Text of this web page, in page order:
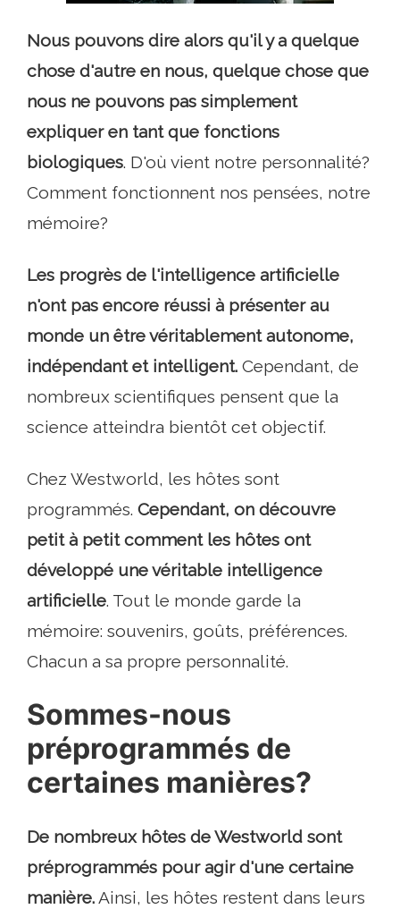
Nous pouvons dire alors qu'il y a quelque
chose d'autre en nous, quelque chose que
nous ne pouvons pas simplement
expliquer en tant que fonctions
biologiques. D'où vient notre personnalité?
Comment fonctionnent nos pensées, notre
mémoire?
Les progrès de l'intelligence artificielle
n'ont pas encore réussi à présenter au
monde un être véritablement autonome,
indépendant et intelligent. Cependant, de
nombreux scientifiques pensent que la
science atteindra bientôt cet objectif.
Chez Westworld, les hôtes sont
programmés. Cependant, on découvre
petit à petit comment les hôtes ont
développé une véritable intelligence
artificielle. Tout le monde garde la
mémoire: souvenirs, goûts, préférences.
Chacun a sa propre personnalité.
Sommes-nous
préprogrammés de
certaines manières?
De nombreux hôtes de Westworld sont
préprogrammés pour agir d'une certaine
manière.Ainsi, les hôtes restent dans leurs